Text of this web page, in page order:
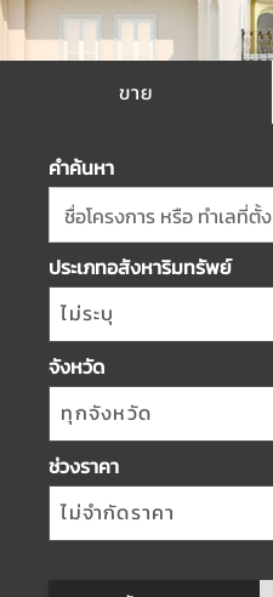
ขาย
คำค้นหา
ชื่อโครงการ หรือ ทำเลที่ตั้ง
ประเภทอสังหาริมทรัพย์
ไม่ระบุ
จังหวัด
ทุกจังหวัด
ช่วงราคา
ไม่จำกัดราคา